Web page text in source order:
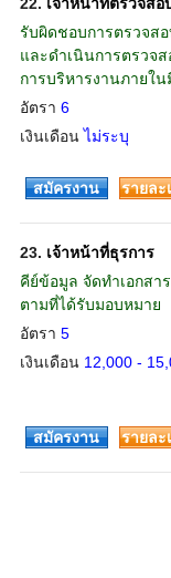
รับผิดชอบการตรวจส
และดำเนินการตรวจ
การบริหารงานภายใ
อัตรา 6
เงินเดือนไม่ระบุ
สมัครงาน
รายละ
23. เจ้าหน้าที่ธุรการ
คีย์ข้อมูล จัดทำเอกสา
ตามที่ได้รับมอบหมาย
อัตรา 5
เงินเดือน 12,000 -
สมัครงาน
รายละ